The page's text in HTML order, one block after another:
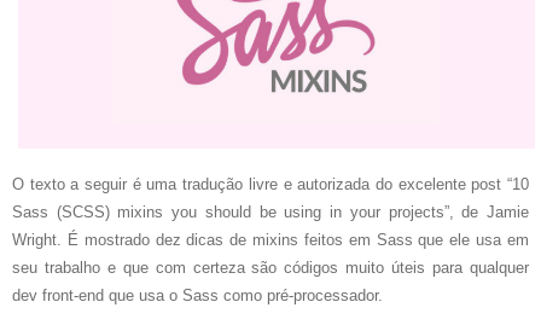
O texto a seguir é uma tradução livre e autorizada do excelente post “10
Sass (SCSS) mixins you should be using in your projects”, de Jamie
Wright. É mostrado dez dicas de mixins feitos em Sass que ele usa em
seu trabalho e que com certeza são códigos muito úteis para qualquer
dev front-end que usa o Sass como pré-processador.